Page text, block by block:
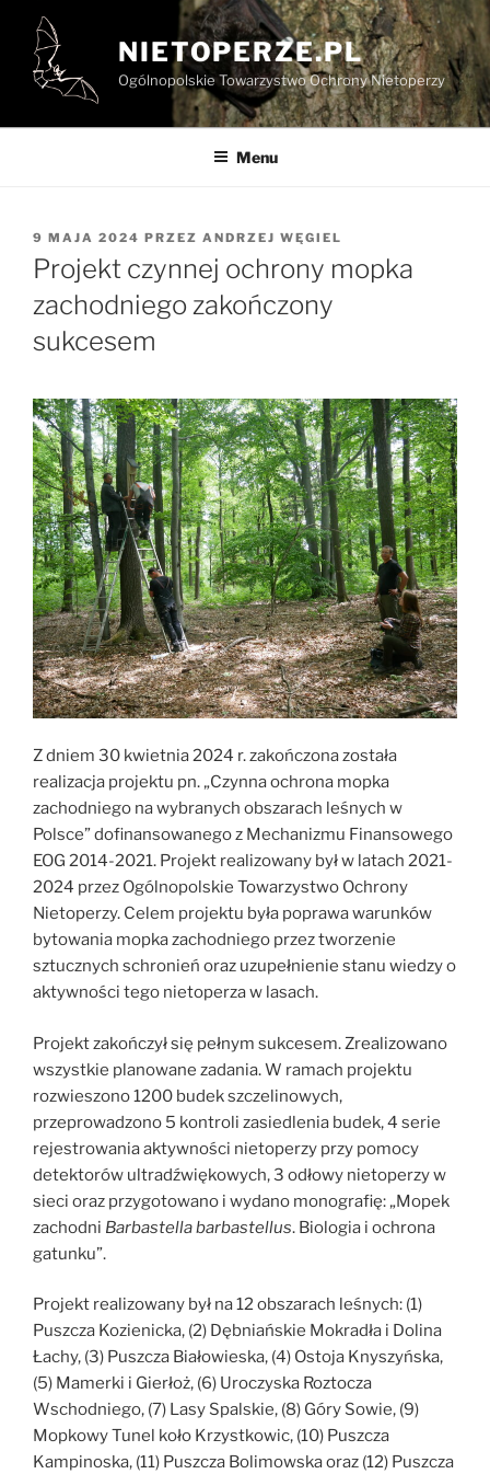
Przejdź
treści
NIETOPERZE.PL
Ogólnopolskie Towarzystwo Ochrony Nietoperzy
Menu
OPUBLIKOWANE
W
9 MAJA 2024 PRZEZ ANDRZEJ WĘGIEL
Projekt czynnej ochrony mopka
zachodniego zakończony
sukcesem
Z dniem 30 kwietnia 2024 r. zakończona została
realizacja projektu pn. „Czynna ochrona mopka
zachodniego na wybranych obszarach leśnych w
Polsce” dofinansowanego z Mechanizmu Finansowego
EOG 2014-2021. Projekt realizowany był w latach 2021-
2024 przez Ogólnopolskie Towarzystwo Ochrony
Nietoperzy. Celem projektu była poprawa warunków
bytowania mopka zachodniego przez tworzenie
sztucznych schronień oraz uzupełnienie stanu wiedzy o
aktywności tego nietoperza w lasach.
Projekt zakończył się pełnym sukcesem. Zrealizowano
wszystkie planowane zadania. W ramach projektu
rozwieszono 1200 budek szczelinowych,
przeprowadzono 5 kontroli zasiedlenia budek, 4 serie
rejestrowania aktywności nietoperzy przy pomocy
detektorów ultradźwiękowych, 3 odłowy nietoperzy w
sieci oraz przygotowano i wydano monografię: „Mopek
zachodni Barbastella barbastellus. Biologia i ochrona
gatunku”.
Projekt realizowany był na 12 obszarach leśnych: (1)
Puszcza Kozienicka, (2) Dębniańskie Mokradła i Dolina
Łachy, (3) Puszcza Białowieska, (4) Ostoja Knyszyńska,
(5) Mamerki i Gierłoż, (6) Uroczyska Roztocza
Wschodniego, (7) Lasy Spalskie, (8) Góry Sowie, (9)
Mopkowy Tunel koło Krzystkowic, (10) Puszcza
Kampinoska, (11) Puszcza Bolimowska oraz (12) Puszcza